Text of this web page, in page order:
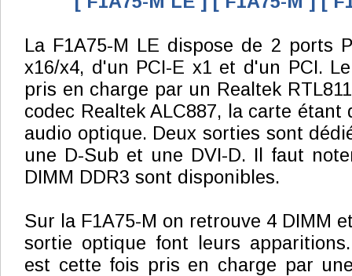
La F1A75-M LE dispose de 2 ports
x16/x4, d'un PCI-E x1 et d'un PCI.
pris en charge par un Realtek
codec Realtek ALC887, la carte étant
audio optique. Deux sorties sont
une D-Sub et une DVI-D. Il faut
DIMM DDR3 sont disponibles.
Sur la F1A75-M on retrouve 4 DIMM
sortie optique font leurs
est cette fois pris en charge par